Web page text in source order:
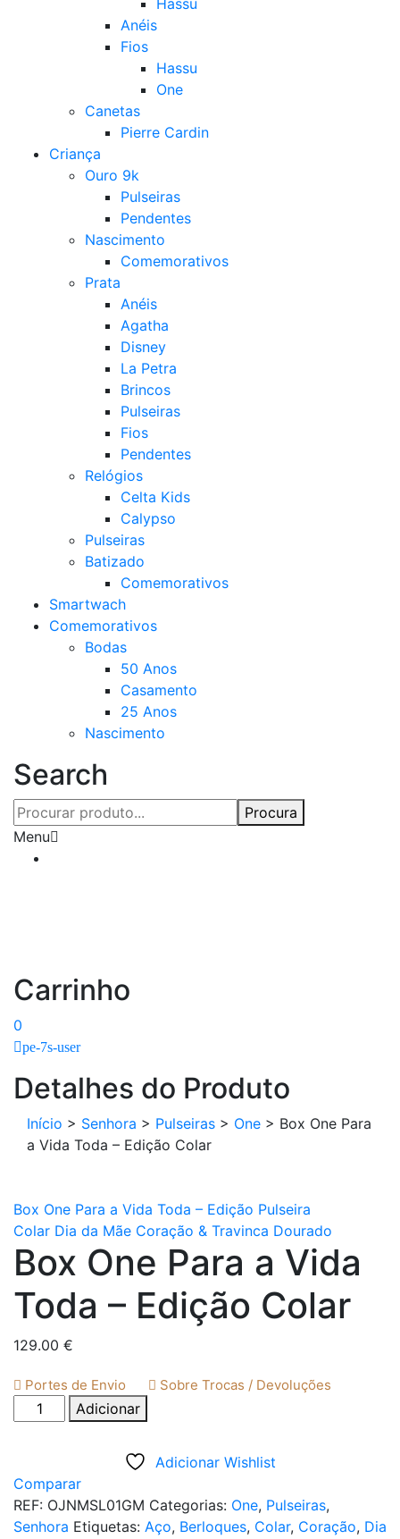
Hassu
Anéis
Fios
Hassu
One
Canetas
Pierre Cardin
Criança
Ouro 9k
Pulseiras
Pendentes
Nascimento
Comemorativos
Prata
Anéis
Agatha
Disney
La Petra
Brincos
Pulseiras
Fios
Pendentes
Relógios
Celta Kids
Calypso
Pulseiras
Batizado
Comemorativos
Smartwach
Comemorativos
Bodas
50 Anos
Casamento
25 Anos
Nascimento
Search
Procura
Menu
Carrinho
0
pe-7s-user
Detalhes do Produto
Início > Senhora > Pulseiras > One > Box One Para
a Vida Toda – Edição Colar
Box One Para a Vida Toda – Edição Pulseira
Colar Dia da Mãe Coração & Travinca Dourado
Box One Para a Vida
Toda – Edição Colar
129.00 €
Portes de Envio Sobre Trocas / Devoluções
Quantidade
de
Para
a
Vida
Adicionar
Adicionar Wishlist
Comparar
REF: OJNMSL01GM Categorias: One, Pulseiras,
Senhora Etiquetas: Aço, Berloques, Colar, Coração, Dia